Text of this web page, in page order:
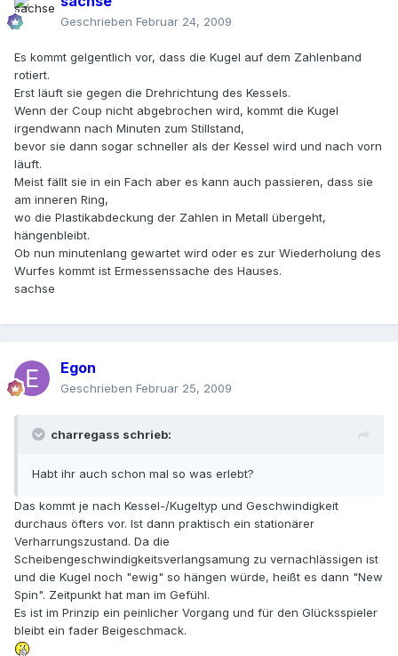
Geschrieben Februar 24, 2009
Es kommt gelgentlich vor, dass die Kugel auf dem Zahlenband
rotiert.
Erst läuft sie gegen die Drehrichtung des Kessels.
Wenn der Coup nicht abgebrochen wird, kommt die Kugel
irgendwann nach Minuten zum Stillstand,
bevor sie dann sogar schneller als der Kessel wird und nach vorn
läuft.
Meist fällt sie in ein Fach aber es kann auch passieren, dass sie
am inneren Ring,
wo die Plastikabdeckung der Zahlen in Metall übergeht,
hängenbleibt.
Ob nun minutenlang gewartet wird oder es zur Wiederholung des
Wurfes kommt ist Ermessenssache des Hauses.
sachse
Egon
Geschrieben Februar 25, 2009
charregass schrieb:
Habt ihr auch schon mal so was erlebt?
Das kommt je nach Kessel-/Kugeltyp und Geschwindigkeit
durchaus öfters vor. Ist dann praktisch ein stationärer
Verharrungszustand. Da die
Scheibengeschwindigkeitsverlangsamung zu vernachlässigen ist
und die Kugel noch "ewig" so hängen würde, heißt es dann "New
Spin". Zeitpunkt hat man im Gefühl.
Es ist im Prinzip ein peinlicher Vorgang und für den Glücksspieler
bleibt ein fader Beigeschmack.